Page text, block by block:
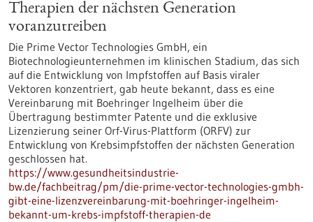
Therapien der nächsten Generation
voranzutreiben
Die Prime Vector Technologies GmbH, ein
Biotechnologieunternehmen im klinischen Stadium, das sich
auf die Entwicklung von Impfstoffen auf Basis viraler
Vektoren konzentriert, gab heute bekannt, dass es eine
Vereinbarung mit Boehringer Ingelheim über die
Übertragung bestimmter Patente und die exklusive
Lizenzierung seiner Orf-Virus-Plattform (ORFV) zur
Entwicklung von Krebsimpfstoffen der nächsten Generation
geschlossen hat.
https://www.gesundheitsindustrie-
bw.de/fachbeitrag/pm/die-prime-vector-technologies-gmbh-
gibt-eine-lizenzvereinbarung-mit-boehringer-ingelheim-
bekannt-um-krebs-impfstoff-therapien-de